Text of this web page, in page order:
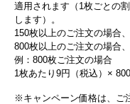
適用されます（1枚ごとの
します）。
150枚以上のご注文の場合
800枚以上のご注文の場合
例：800枚ご注文の場合
1枚あたり9円（税込）×
※キャンペーン価格は、ご